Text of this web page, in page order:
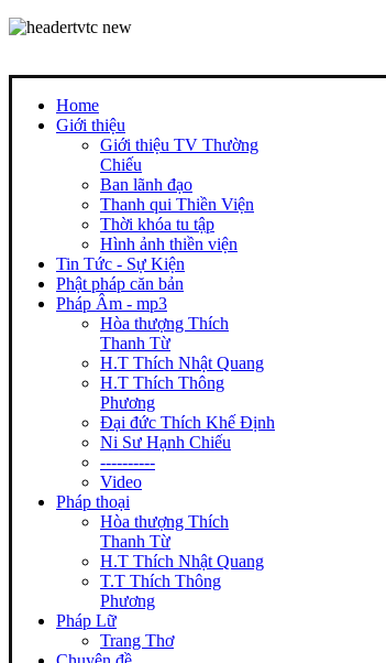
Home
Giới thiệu
Giới thiệu TV Thường
Chiếu
Ban lãnh đạo
Thanh qui Thiền Viện
Thời khóa tu tập
Hình ảnh thiền viện
Tin Tức - Sự Kiện
Phật pháp căn bản
Pháp Âm - mp3
Hòa thượng Thích
Thanh Từ
H.T Thích Nhật Quang
H.T Thích Thông
Phương
Đại đức Thích Khế Định
Ni Sư Hạnh Chiếu
----------
Video
Pháp thoại
Hòa thượng Thích
Thanh Từ
H.T Thích Nhật Quang
T.T Thích Thông
Phương
Pháp Lữ
Trang Thơ